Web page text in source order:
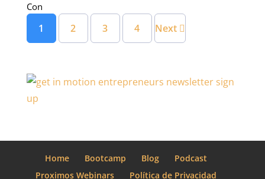
Con
1 2 3 4 Next
Home Bootcamp Blog
Podcast
Proximos Webinars
Política de Privacidad